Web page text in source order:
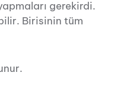
gerekirdi.
Birisinin tüm